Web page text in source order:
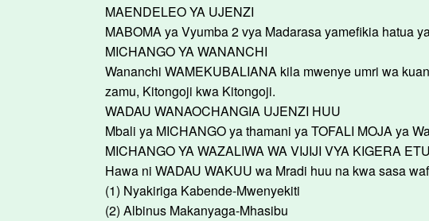
MAENDELEO YA UJENZI
MABOMA ya Vyumba 2 vya Madarasa yamefikia hatua
MICHANGO YA WANANCHI
Wananchi WAMEKUBALIANA kila mwenye umri wa
zamu, Kitongoji kwa Kitongoji.
WADAU WANAOCHANGIA UJENZI HUU
Mbali ya MICHANGO ya thamani ya TOFALI MOJA ya
MICHANGO YA WAZALIWA WA VIJIJI VYA KIGERA
Hawa ni WADAU WAKUU wa Mradi huu na kwa sasa
(1) Nyakiriga Kabende-Mwenyekiti
(2) Albinus Makanyaga-Mhasibu